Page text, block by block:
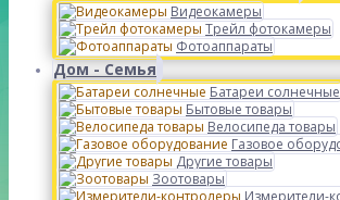
Видеокамеры
Трейл фотокамеры
Фотоаппараты
Дом - Семья
Батареи солнечные
Бытовые товары
Велосипеда товары
Газовое
Другие товары
Зоотовары
Измерители-